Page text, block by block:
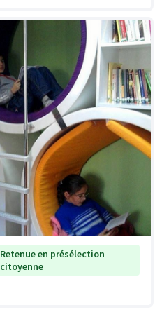
Retenue en présélection
citoyenne